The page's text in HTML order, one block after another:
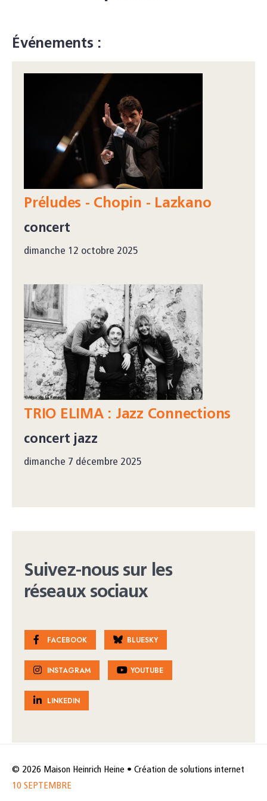
Événements :
Préludes - Chopin - Lazkano
concert
dimanche 12 octobre 2025
TRIO ELIMA : Jazz Connections
concert jazz
dimanche 7 décembre 2025
Suivez-nous sur les
réseaux sociaux
FACEBOOK BLUESKY
INSTAGRAM YOUTUBE
LINKEDIN
© 2026 Maison Heinrich Heine • Création de solutions internet
10 SEPTEMBRE